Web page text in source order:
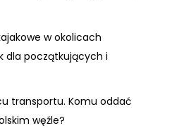
w okolicach
dla początkujących i
transportu. Komu oddać
węźle?